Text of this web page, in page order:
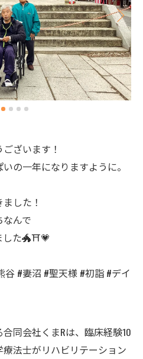
ざいます！
の一年になりますように。
した！
んで
した🐲⛩💗
#妻沼 #聖天様 #初詣 #デイ
同会社くまRは、臨床経験10
法士がリハビリテーション